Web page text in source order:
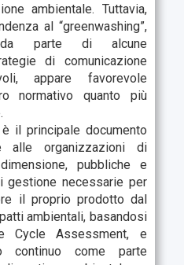
ambientale. Tuttavia,
al “greenwashing”,
parte di alcune
di comunicazione
appare favorevole
normativo quanto più
il principale documento
alle organizzazioni di
pubbliche e
gestione necessarie per
il proprio prodotto dal
ambientali, basandosi
Assessment, e
continuo come parte